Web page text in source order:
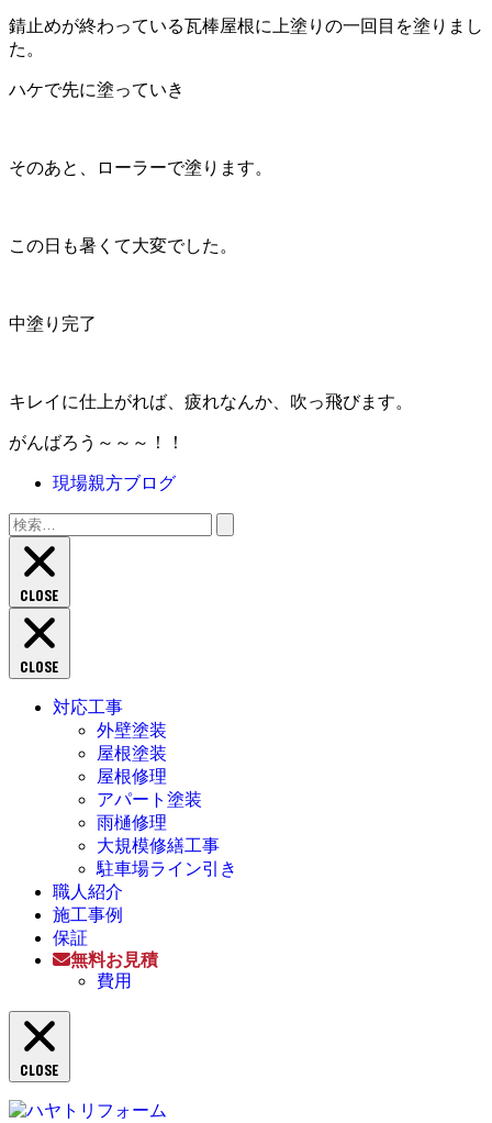
錆止めが終わっている瓦棒屋根に上塗りの一回目を塗りまし
た。
ハケで先に塗っていき
そのあと、ローラーで塗ります。
この日も暑くて大変でした。
中塗り完了
キレイに仕上がれば、疲れなんか、吹っ飛びます。
がんばろう～～～！！
現場親方ブログ
検
索:
CLOSE
CLOSE
対応工事
外壁塗装
屋根塗装
屋根修理
アパート塗装
雨樋修理
大規模修繕工事
駐車場ライン引き
職人紹介
施工事例
保証
無料お見積
費用
CLOSE